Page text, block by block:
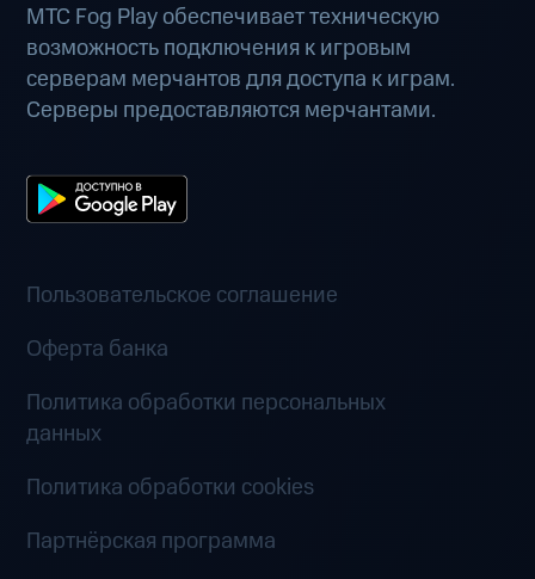
МТС Fog Play обеспечивает техническую
возможность подключения к игровым
серверам мерчантов для доступа к играм.
Серверы предоставляются мерчантами.
Пользовательское соглашение
Оферта банка
Политика обработки персональных
данных
Политика обработки cookies
Партнёрская программа